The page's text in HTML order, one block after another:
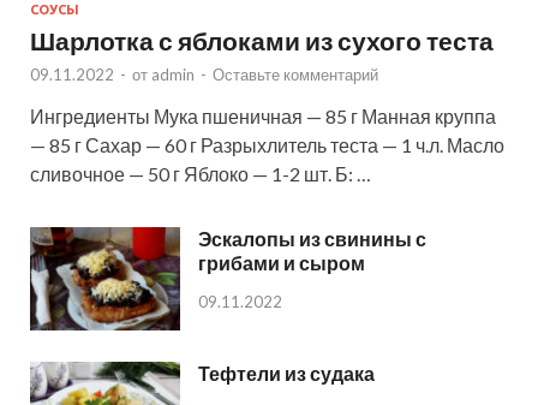
СОУСЫ
Шарлотка с яблоками из сухого теста
09.11.2022 - от admin - Оставьте комментарий
Ингредиенты Мука пшеничная — 85 г Манная круппа
— 85 г Сахар — 60 г Разрыхлитель теста — 1 ч.л. Масло
сливочное — 50 г Яблоко — 1-2 шт. Б: …
Эскалопы из свинины с
грибами и сыром
09.11.2022
Тефтели из судака